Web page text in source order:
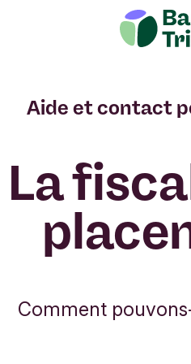
Documents
La
Aide et contact
Comment